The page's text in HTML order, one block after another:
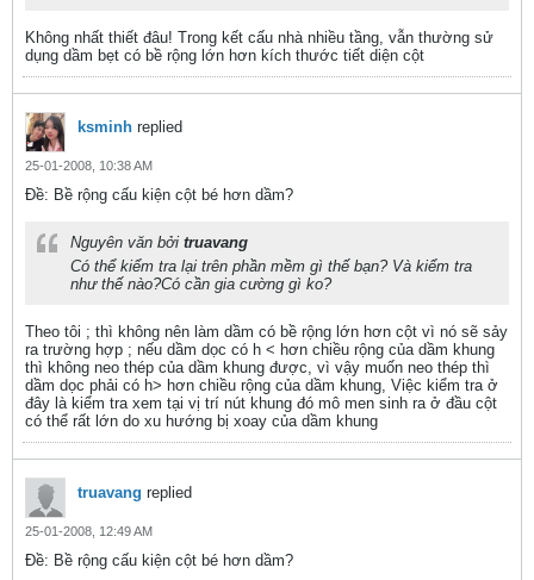
Không nhất thiết đâu! Trong kết cấu nhà nhiều tầng, vẫn thường sử
dụng dầm bẹt có bề rộng lớn hơn kích thước tiết diện cột
ksminh replied
25-01-2008, 10:38 AM
Ðề: Bề rộng cấu kiện cột bé hơn dầm?
Nguyên văn bởi truavang
Có thể kiểm tra lại trên phần mềm gì thế bạn? Và kiểm tra
như thế nào?Có cần gia cường gì ko?
Theo tôi ; thì không nên làm dầm có bề rộng lớn hơn cột vì nó sẽ sảy
ra trường hợp ; nếu dầm dọc có h < hơn chiều rộng của dầm khung
thì không neo thép của dầm khung được, vì vậy muốn neo thép thì
dầm dọc phải có h> hơn chiều rộng của dầm khung, Việc kiểm tra ở
đây là kiểm tra xem tại vị trí nút khung đó mô men sinh ra ở đầu cột
có thể rất lớn do xu hướng bị xoay của dầm khung
truavang replied
25-01-2008, 12:49 AM
Ðề: Bề rộng cấu kiện cột bé hơn dầm?